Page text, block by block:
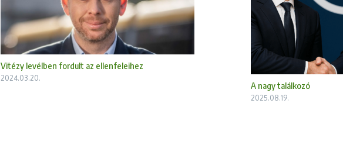
Vitézy levélben fordult az ellenfeleihez
2024.03.20.
A nagy találkozó
2025.08.19.